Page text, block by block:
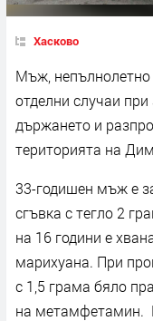
Хасково
Мъж,
отделни случаи
държането и
територията на
33-годишен мъж е
сгъвка с тегло 2
на 16 години е
марихуана. При
с 1,5 грама бяло
на метамфетамин.